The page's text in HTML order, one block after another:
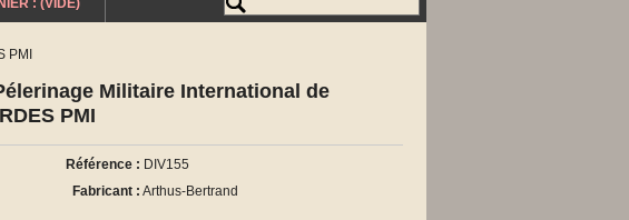
: (VIDE)
PMI
Militaire International de
PMI
Référence : DIV155
Fabricant : Arthus-Bertrand